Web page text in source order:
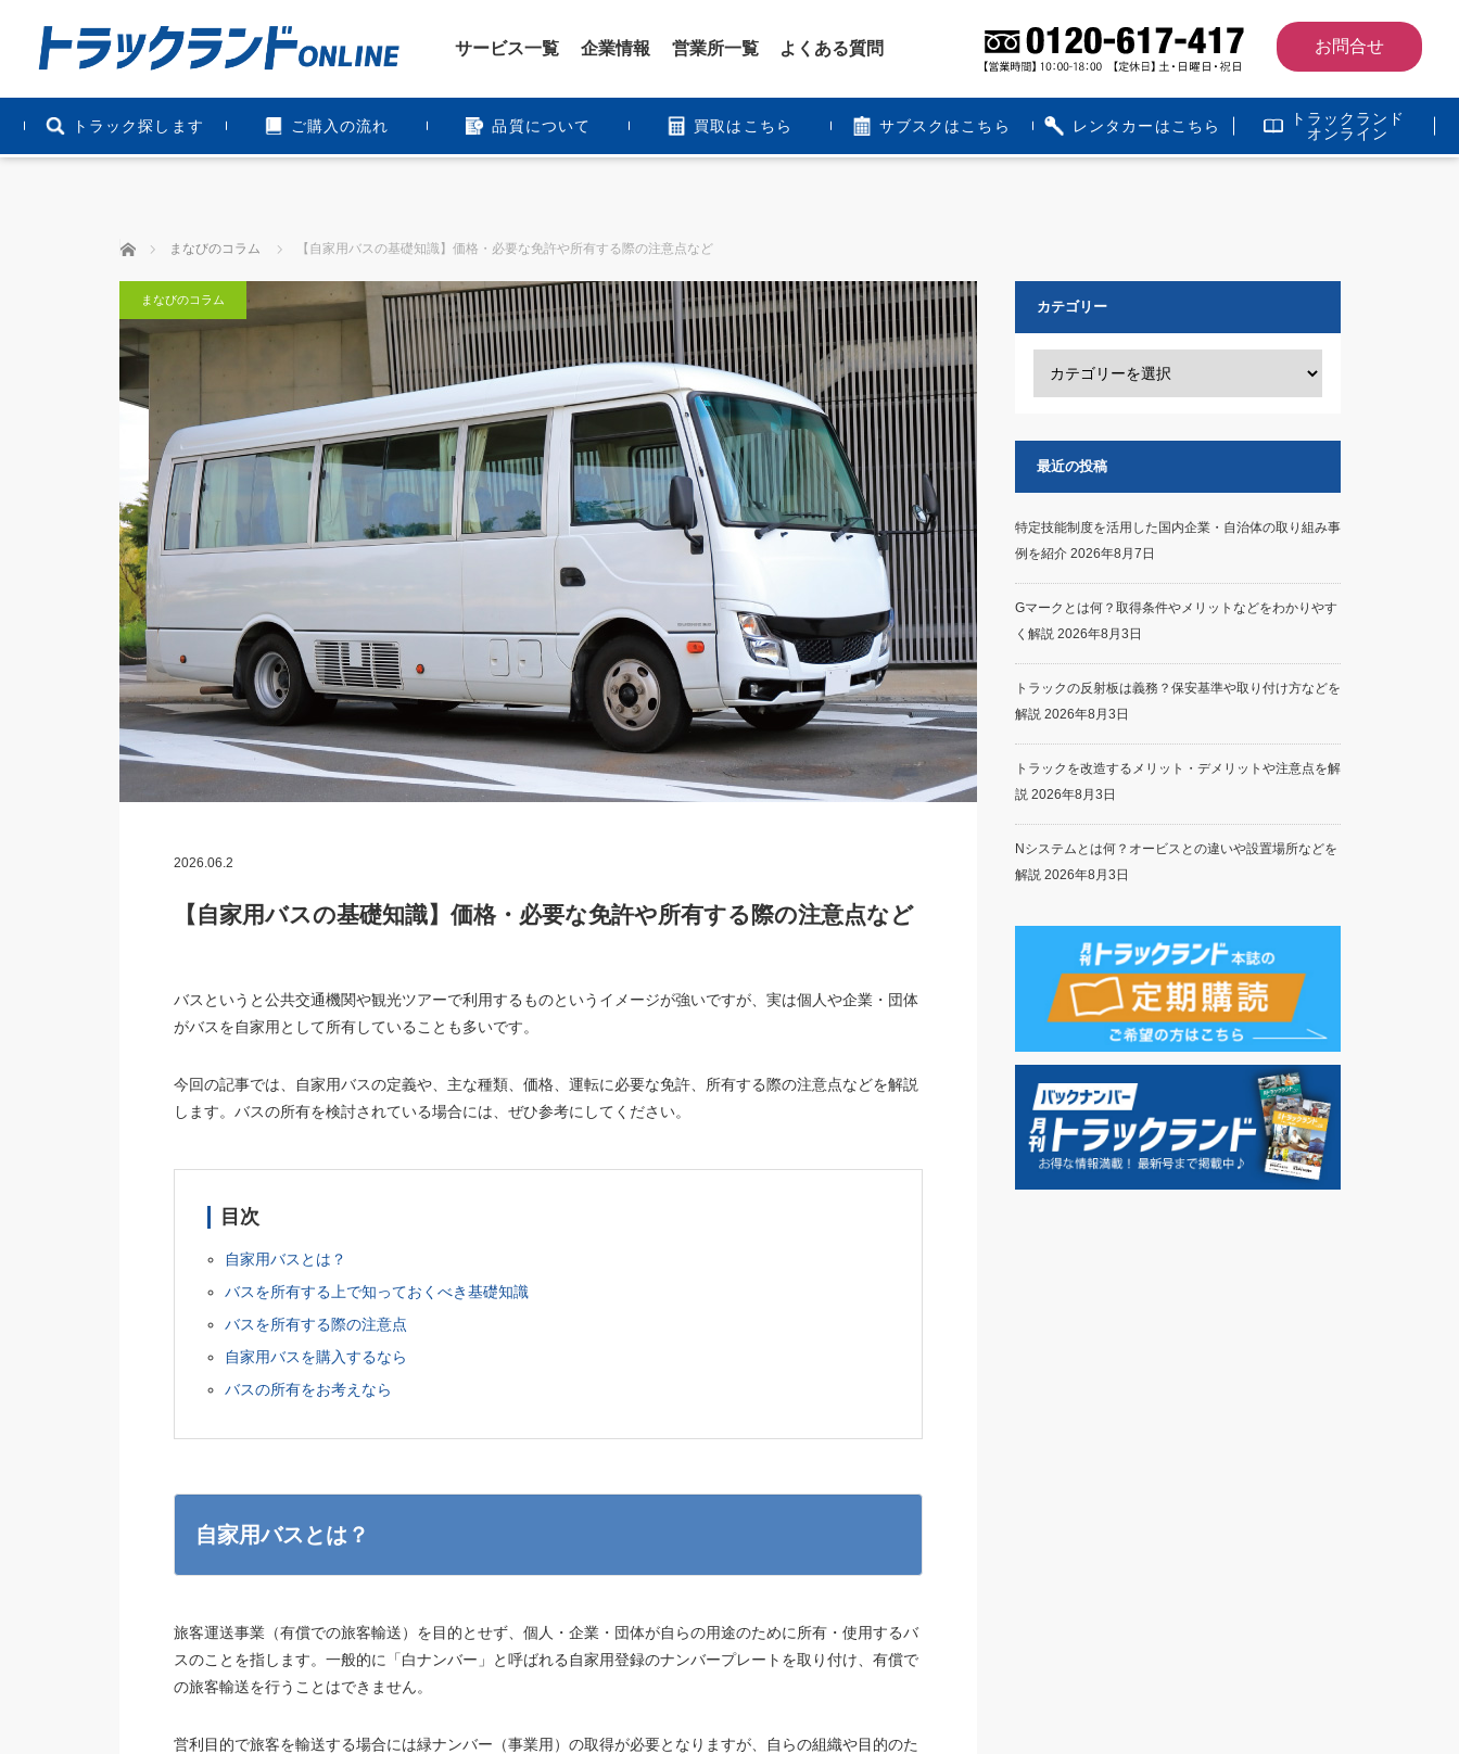
サービス一覧 企業情報 営業所一覧 よくある質問 お問合せ
トラック探します ご購入の流れ 品質について 買取はこちら サブスクはこちら レンタカーはこちら
トラックランド
オンライン
ホーム まなびのコラム 【自家用バスの基礎知識】価格・必要な免許や所有する際の注意点など
まなびのコラム
2026.06.2
【自家用バスの基礎知識】価格・必要な免許や所有する際の注意点など
バスというと公共交通機関や観光ツアーで利用するものというイメージが強いですが、実は個人や企業・団体
がバスを自家用として所有していることも多いです。
今回の記事では、自家用バスの定義や、主な種類、価格、運転に必要な免許、所有する際の注意点などを解説
します。バスの所有を検討されている場合には、ぜひ参考にしてください。
目次
自家用バスとは？
バスを所有する上で知っておくべき基礎知識
バスを所有する際の注意点
自家用バスを購入するなら
バスの所有をお考えなら
自家用バスとは？
旅客運送事業（有償での旅客輸送）を目的とせず、個人・企業・団体が自らの用途のために所有・使用するバ
スのことを指します。一般的に「白ナンバー」と呼ばれる自家用登録のナンバープレートを取り付け、有償で
の旅客輸送を行うことはできません。
営利目的で旅客を輸送する場合には緑ナンバー（事業用）の取得が必要となりますが、自らの組織や目的のた
カテゴリー
最近の投稿
特定技能制度を活用した国内企業・自治体の取り組み事
例を紹介 2026年8月7日
Gマークとは何？取得条件やメリットなどをわかりやす
く解説 2026年8月3日
トラックの反射板は義務？保安基準や取り付け方などを
解説 2026年8月3日
トラックを改造するメリット・デメリットや注意点を解
説 2026年8月3日
Nシステムとは何？オービスとの違いや設置場所などを
解説 2026年8月3日